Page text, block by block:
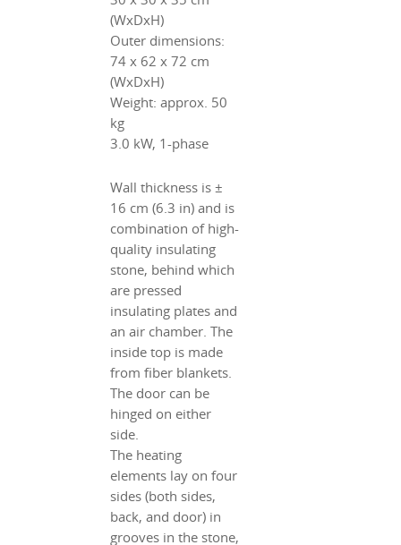
(WxDxH)
Outer dimensions:
74 x 62 x 72 cm
(WxDxH)
Weight: approx. 50
kg
3.0 kW, 1-phase
Wall thickness is ±
16 cm (6.3 in) and is
combination of high-
quality insulating
stone, behind which
are pressed
insulating plates and
an air chamber. The
inside top is made
from fiber blankets.
The door can be
hinged on either
side.
The heating
elements lay on four
sides (both sides,
back, and door) in
grooves in the stone,